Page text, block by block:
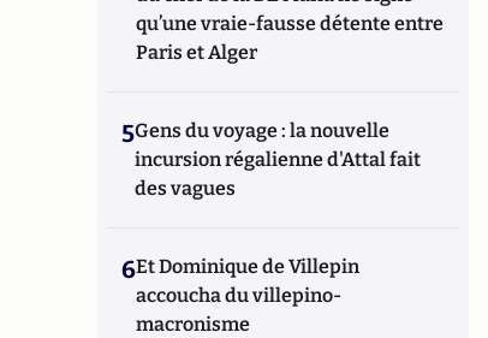
qu’une vraie-fausse détente entre
Paris et Alger
5Gens du voyage : la nouvelle
incursion régalienne d'Attal fait
des vagues
6Et Dominique de Villepin
accoucha du villepino-
macronisme